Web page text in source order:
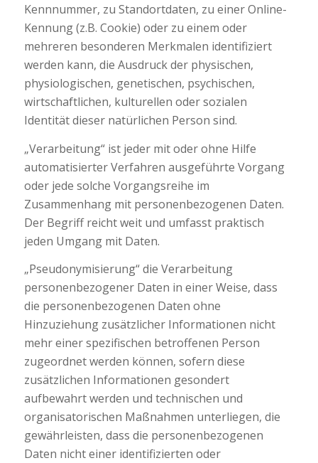
Kennnummer, zu Standortdaten, zu einer Online-
Kennung (z.B. Cookie) oder zu einem oder
mehreren besonderen Merkmalen identifiziert
werden kann, die Ausdruck der physischen,
physiologischen, genetischen, psychischen,
wirtschaftlichen, kulturellen oder sozialen
Identität dieser natürlichen Person sind.
„Verarbeitung“ ist jeder mit oder ohne Hilfe
automatisierter Verfahren ausgeführte Vorgang
oder jede solche Vorgangsreihe im
Zusammenhang mit personenbezogenen Daten.
Der Begriff reicht weit und umfasst praktisch
jeden Umgang mit Daten.
„Pseudonymisierung“ die Verarbeitung
personenbezogener Daten in einer Weise, dass
die personenbezogenen Daten ohne
Hinzuziehung zusätzlicher Informationen nicht
mehr einer spezifischen betroffenen Person
zugeordnet werden können, sofern diese
zusätzlichen Informationen gesondert
aufbewahrt werden und technischen und
organisatorischen Maßnahmen unterliegen, die
gewährleisten, dass die personenbezogenen
Daten nicht einer identifizierten oder